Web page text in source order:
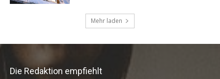
Die Redaktion empfiehlt